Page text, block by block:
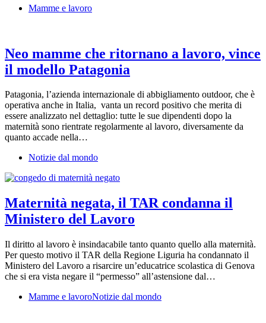
Mamme e lavoro
Neo mamme che ritornano a lavoro, vince
il modello Patagonia
Patagonia, l’azienda internazionale di abbigliamento outdoor, che è
operativa anche in Italia, vanta un record positivo che merita di
essere analizzato nel dettaglio: tutte le sue dipendenti dopo la
maternità sono rientrate regolarmente al lavoro, diversamente da
quanto accade nella…
Notizie dal mondo
Maternità negata, il TAR condanna il
Ministero del Lavoro
Il diritto al lavoro è insindacabile tanto quanto quello alla maternità.
Per questo motivo il TAR della Regione Liguria ha condannato il
Ministero del Lavoro a risarcire un’educatrice scolastica di Genova
che si era vista negare il “permesso” all’astensione dal…
Mamme e lavoroNotizie dal mondo